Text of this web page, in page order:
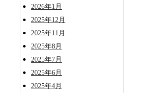
2026年1月
2025年12月
2025年11月
2025年8月
2025年7月
2025年6月
2025年4月